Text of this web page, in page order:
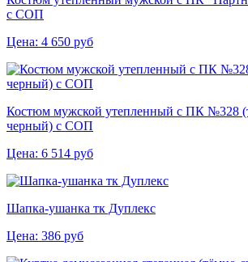
с СОП
Цена: 4 650 руб
Костюм мужской утепленный с ПК №328
черный) с СОП
Цена: 6 514 руб
Шапка-ушанка тк Дуплекс
Цена: 386 руб